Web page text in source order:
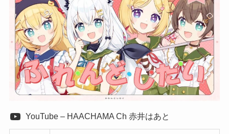
YouTube – HAACHAMA Ch 赤井はあと